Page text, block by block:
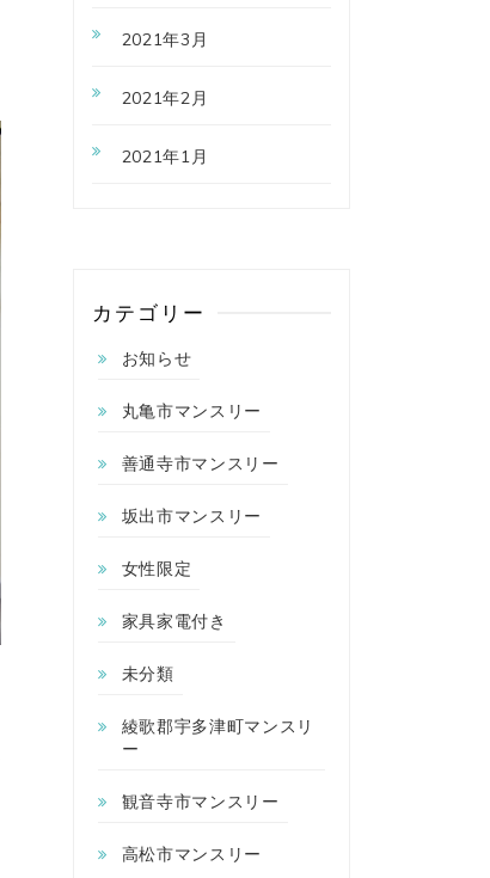
2021年3月
2021年2月
2021年1月
カテゴリー
お知らせ
丸亀市マンスリー
善通寺市マンスリー
坂出市マンスリー
女性限定
家具家電付き
未分類
綾歌郡宇多津町マンスリ
ー
観音寺市マンスリー
高松市マンスリー